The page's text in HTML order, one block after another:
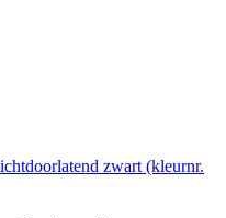
zwart (kleurnr.